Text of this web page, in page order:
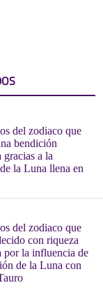
del zodiaco que
bendición
gracias a la
la Luna llena en
del zodiaco que
con riqueza
por la influencia de
de la Luna con